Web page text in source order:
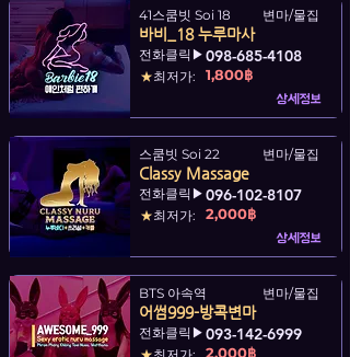
바비_18 누루마사
변마/물집
41스쿰빗 Soi 18
전화클릭▶ 098-685-4108
★최저가: 1,800฿
상세정보
Classy Massage
변마/물집
스쿰빗 Soi 22
전화클릭▶ 096-102-8107
★최저가: 2,000฿
상세정보
어썸999-방콕변마
변마/물집
BTS 아속역
전화클릭▶ 093-142-6999
2,000฿